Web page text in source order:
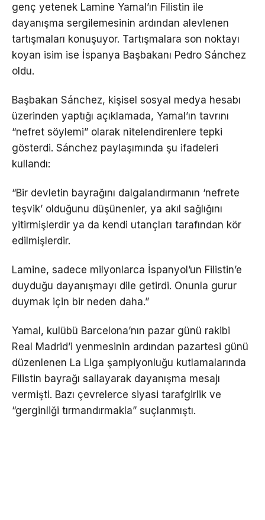
genç yetenek Lamine Yamal’ın Filistin ile
dayanışma sergilemesinin ardından alevlenen
tartışmaları konuşuyor. Tartışmalara son noktayı
koyan isim ise İspanya Başbakanı Pedro Sánchez
oldu.
Başbakan Sánchez, kişisel sosyal medya hesabı
üzerinden yaptığı açıklamada, Yamal’ın tavrını
“nefret söylemi” olarak nitelendirenlere tepki
gösterdi. Sánchez paylaşımında şu ifadeleri
kullandı:
“Bir devletin bayrağını dalgalandırmanın ‘nefrete
teşvik’ olduğunu düşünenler, ya akıl sağlığını
yitirmişlerdir ya da kendi utançları tarafından kör
edilmişlerdir.
Lamine, sadece milyonlarca İspanyol’un Filistin’e
duyduğu dayanışmayı dile getirdi. Onunla gurur
duymak için bir neden daha.”
Yamal, kulübü Barcelona’nın pazar günü rakibi
Real Madrid’i yenmesinin ardından pazartesi günü
düzenlenen La Liga şampiyonluğu kutlamalarında
Filistin bayrağı sallayarak dayanışma mesajı
vermişti. Bazı çevrelerce siyasi tarafgirlik ve
“gerginliği tırmandırmakla” suçlanmıştı.